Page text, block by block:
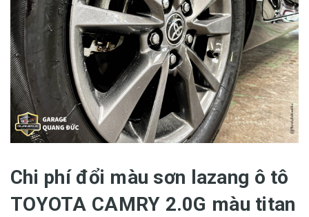
Chi phí đổi màu sơn lazang ô tô
TOYOTA CAMRY 2.0G màu titan